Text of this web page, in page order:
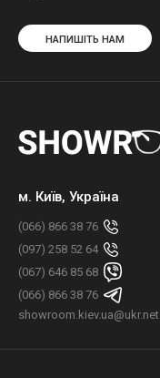
НАПИШІТЬ НАМ
м. Київ, Україна
(066) 866 38 76
(097) 258 52 64
(067) 646 85 68
(066) 866 38 76
showroom.kiev.ua@ukr.net